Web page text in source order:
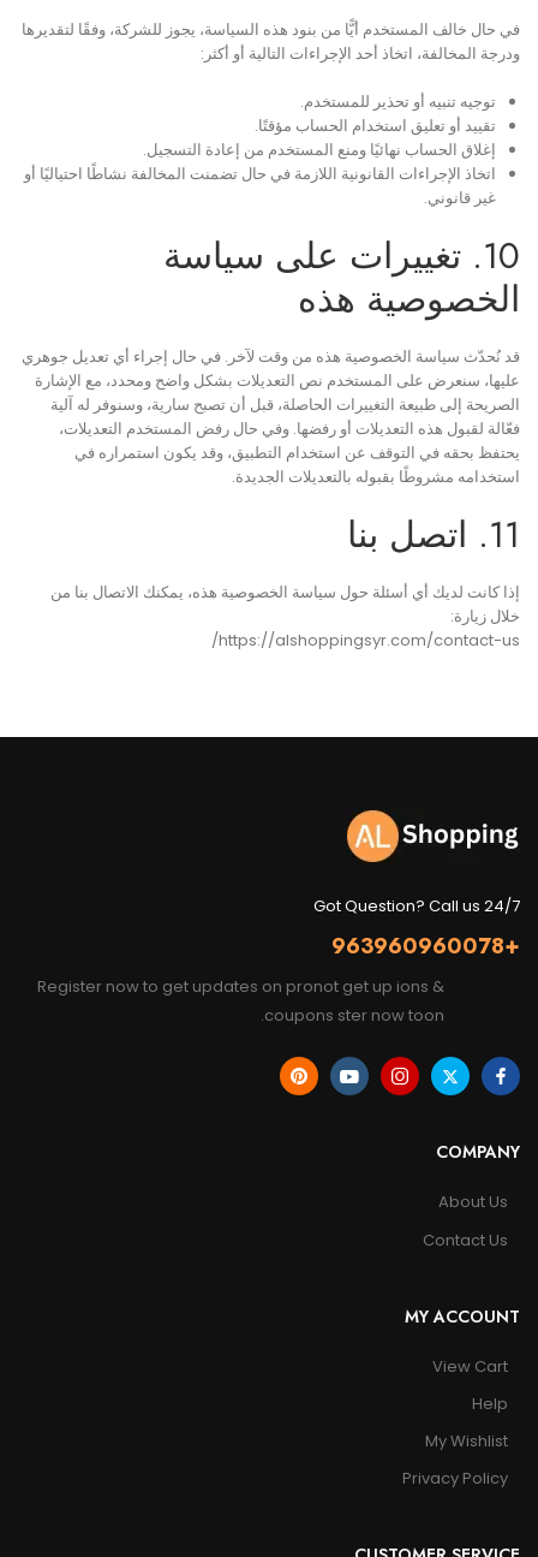
في حال خالف المستخدم أيًّا من بنود هذه السياسة، يجوز للشركة، وفقًا لتقديرها
ودرجة المخالفة، اتخاذ أحد الإجراءات التالية أو أكثر:
توجيه تنبيه أو تحذير للمستخدم.
تقييد أو تعليق استخدام الحساب مؤقتًا.
إغلاق الحساب نهائيًا ومنع المستخدم من إعادة التسجيل.
اتخاذ الإجراءات القانونية اللازمة في حال تضمنت المخالفة نشاطًا احتياليًا أو
غير قانوني.
10. تغييرات على سياسة
الخصوصية هذه
قد نُحدّث سياسة الخصوصية هذه من وقت لآخر. في حال إجراء أي تعديل جوهري
عليها، سنعرض على المستخدم نص التعديلات بشكل واضح ومحدد، مع الإشارة
الصريحة إلى طبيعة التغييرات الحاصلة، قبل أن تصبح سارية، وسنوفر له آلية
فعّالة لقبول هذه التعديلات أو رفضها. وفي حال رفض المستخدم التعديلات،
يحتفظ بحقه في التوقف عن استخدام التطبيق، وقد يكون استمراره في
استخدامه مشروطًا بقبوله بالتعديلات الجديدة.
11. اتصل بنا
إذا كانت لديك أي أسئلة حول سياسة الخصوصية هذه، يمكنك الاتصال بنا من
خلال زيارة:
https://alshoppingsyr.com/contact-us/
Got Question? Call us 24/7
+963960960078
Register now to get updates on pronot get up ions &
coupons ster now toon.
COMPANY
About Us
Contact Us
MY ACCOUNT
View Cart
Help
My Wishlist
Privacy Policy